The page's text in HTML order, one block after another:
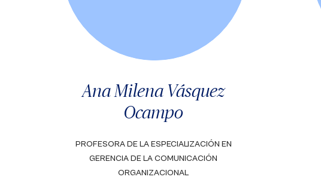
Ana Milena Vásquez
Ocampo
PROFESORA DE LA ESPECIALIZACIÓN EN
GERENCIA DE LA COMUNICACIÓN
ORGANIZACIONAL